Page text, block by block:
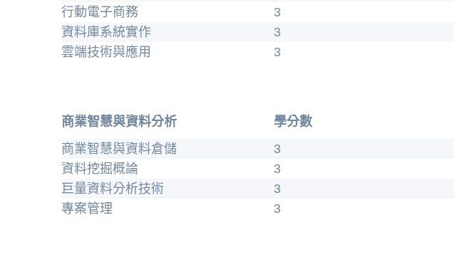
行動電子商務
3
資料庫系統實作
3
雲端技術與應用
3
商業智慧與資料分析 學分數
商業智慧與資料倉儲
3
資料挖掘概論
3
巨量資料分析技術
3
專案管理
3